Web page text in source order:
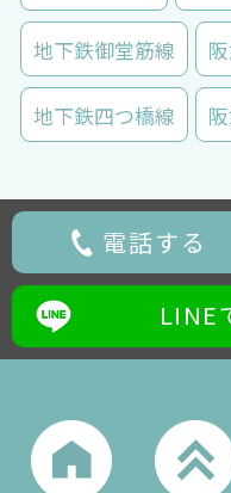
地下鉄御堂筋線
地下鉄四つ橋線
電話する
LINE